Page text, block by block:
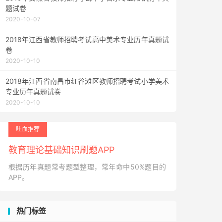
题试卷
2020-10-07
2018年江西省教师招聘考试高中美术专业历年真题试
卷
2020-10-10
2018年江西省南昌市红谷滩区教师招聘考试小学美术
专业历年真题试卷
2020-10-10
吐血推荐
教育理论基础知识刷题APP
根据历年真题常考题型整理，常年命中50%题目的
APP。
热门标签